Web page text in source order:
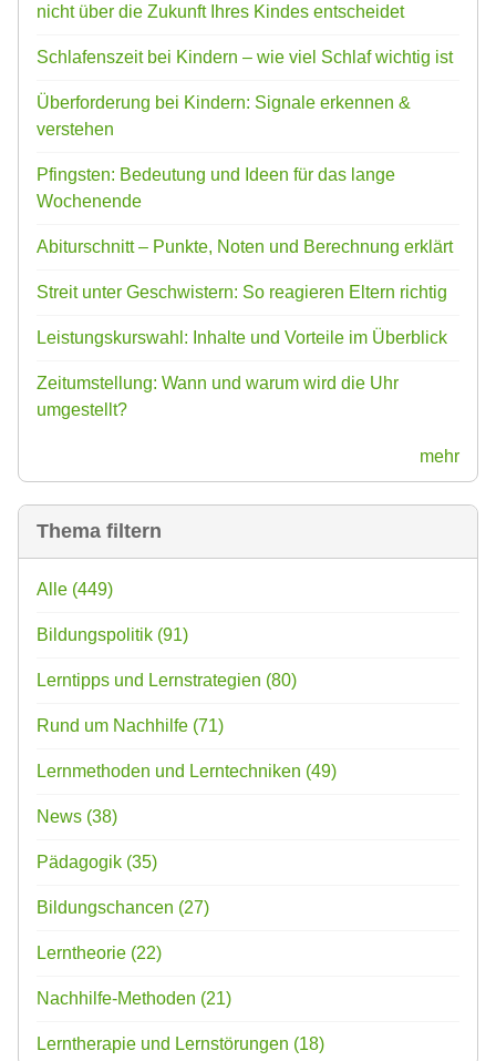
nicht über die Zukunft Ihres Kindes entscheidet
Schlafenszeit bei Kindern – wie viel Schlaf wichtig ist
Überforderung bei Kindern: Signale erkennen &
verstehen
Pfingsten: Bedeutung und Ideen für das lange
Wochenende
Abiturschnitt – Punkte, Noten und Berechnung erklärt
Streit unter Geschwistern: So reagieren Eltern richtig
Leistungskurswahl: Inhalte und Vorteile im Überblick
Zeitumstellung: Wann und warum wird die Uhr
umgestellt?
mehr
Thema filtern
Alle (449)
Bildungspolitik (91)
Lerntipps und Lernstrategien (80)
Rund um Nachhilfe (71)
Lernmethoden und Lerntechniken (49)
News (38)
Pädagogik (35)
Bildungschancen (27)
Lerntheorie (22)
Nachhilfe-Methoden (21)
Lerntherapie und Lernstörungen (18)